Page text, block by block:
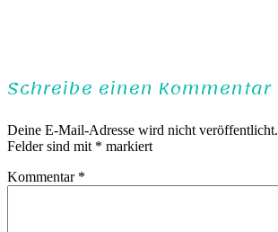
Schreibe einen Kommentar
Deine E-Mail-Adresse wird nicht veröffentlicht.
Felder sind mit * markiert
Kommentar *